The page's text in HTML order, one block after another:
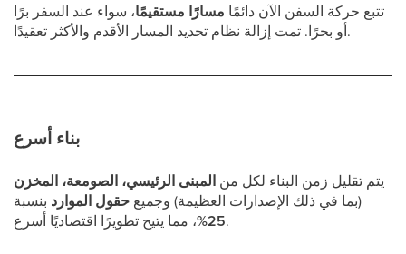
تتبع حركة السفن الآن دائمًا مسارًا مستقيمًا، سواء عند السفر برًا
أو بحرًا. تمت إزالة نظام تحديد المسار الأقدم والأكثر تعقيدًا.
بناء أسرع
يتم تقليل زمن البناء لكل من المبنى الرئيسي، الصومعة، المخزن
(بما في ذلك الإصدارات العظيمة) وجميع حقول الموارد بنسبة
25%، مما يتيح تطويرًا اقتصاديًا أسرع.